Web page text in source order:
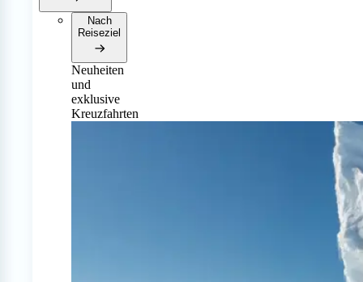
Nach
Reiseziel
Neuheiten
und
exklusive
Kreuzfahrten